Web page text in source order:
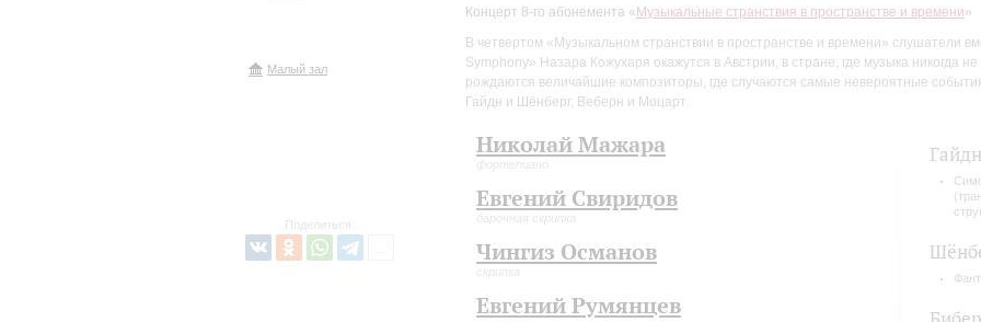
Малый зал
Поделиться:
Концерт 8-го абонемента «Музыкальные странствия в пространстве и времени»
В четвертом «Музыкальном странствии в пространстве и времени» слушатели
Symphony» Назара Кожухаря окажутся в Австрии, в стране, где музыка никогда не
рождаются величайшие композиторы, где случаются самые невероятные
Гайдн и Шёнберг, Веберн и Моцарт.
Николай Мажара
фортепиано
Евгений Свиридов
барочная скрипка
Чингиз Османов
скрипка
Евгений Румянцев
Гайдн